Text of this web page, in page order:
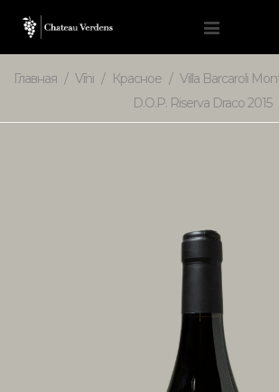
Главная / Vīni / Красное / Villa Barcaroli
D.O.P. Riserva Draco 2015